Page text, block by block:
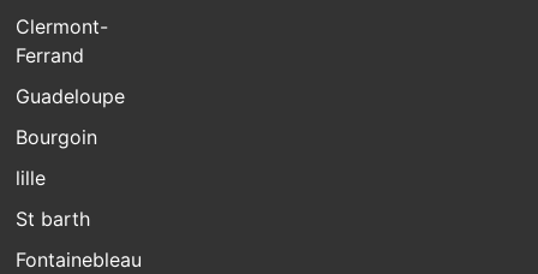
Clermont-
Ferrand
Guadeloupe
Bourgoin
lille
St barth
Fontainebleau